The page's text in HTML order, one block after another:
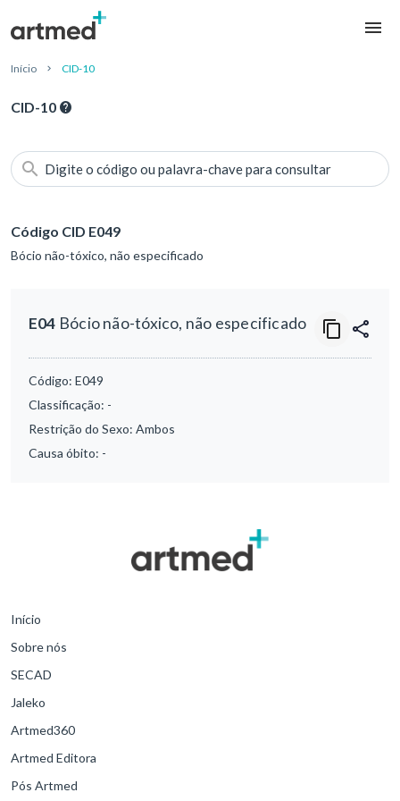
Início CID-10
CID-10
Digite o código ou palavra-chave para consultar
Código CID E049
Bócio não-tóxico, não especificado
E04 Bócio não-tóxico, não especificado
Código: E049
Classificação: -
Restrição do Sexo: Ambos
Causa óbito: -
Início
Sobre nós
SECAD
Jaleko
Artmed360
Artmed Editora
Pós Artmed